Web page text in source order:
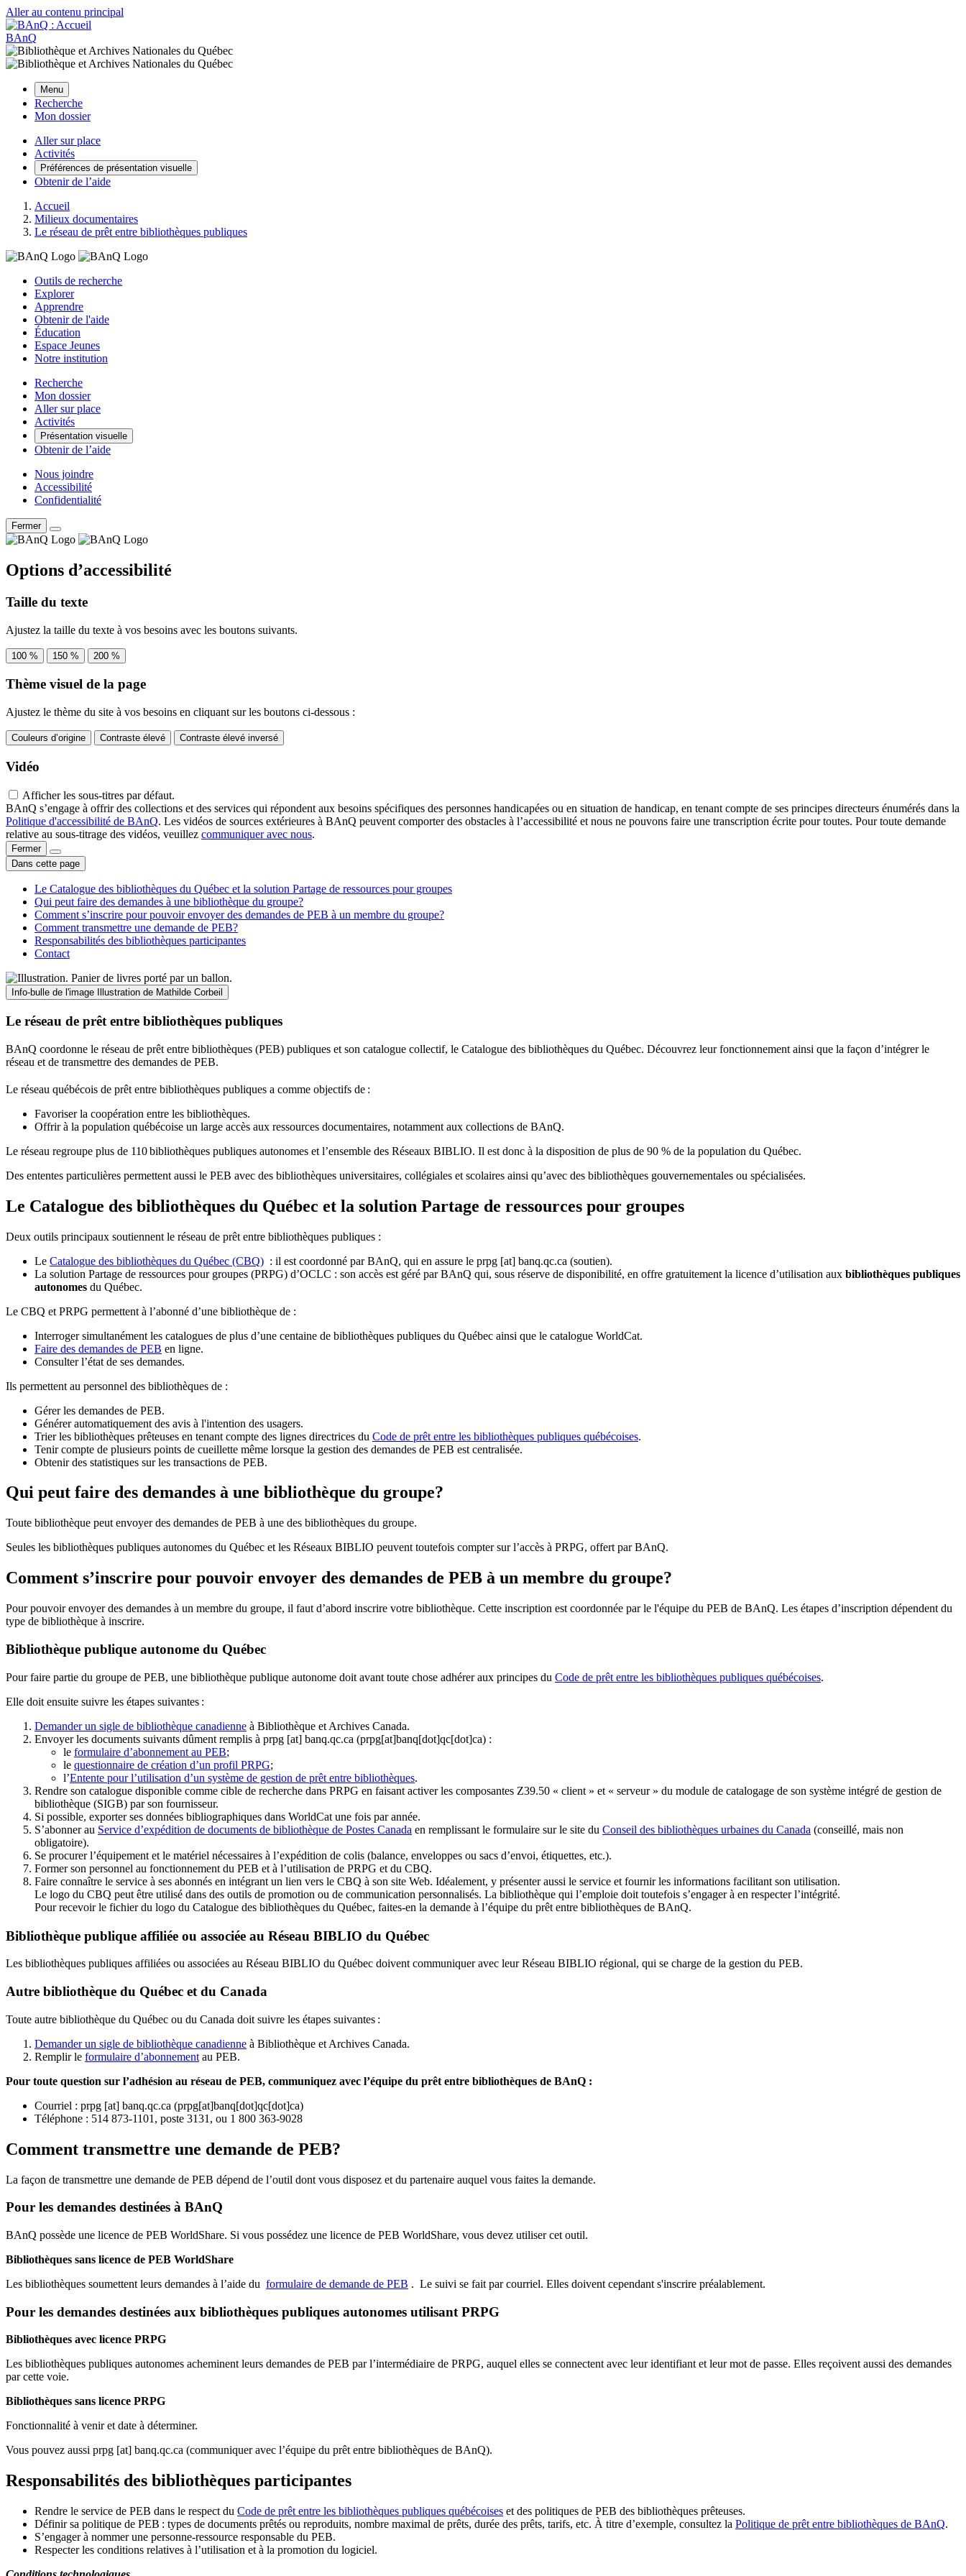
Aller au contenu principal
BAnQ
Menu
Recherche
Mon dossier
Aller sur place
Activités
Préférences de présentation visuelle
Obtenir de l’aide
Accueil
Milieux documentaires
Le réseau de prêt entre bibliothèques publiques
Outils de recherche
Explorer
Apprendre
Obtenir de l'aide
Éducation
Espace Jeunes
Notre institution
Recherche
Mon dossier
Aller sur place
Activités
Présentation visuelle
Obtenir de l’aide
Nous joindre
Accessibilité
Confidentialité
Fermer
Options d’accessibilité
Taille du texte
Ajustez la taille du texte à vos besoins avec les boutons suivants.
100 % 150 % 200 %
Thème visuel de la page
Ajustez le thème du site à vos besoins en cliquant sur les boutons ci-dessous :
Couleurs d’origine Contraste élevé Contraste élevé inversé
Vidéo
Afficher les sous-titres par défaut.
BAnQ s’engage à offrir des collections et des services qui répondent aux besoins spécifiques des personnes handicapées ou en situation de handicap, en tenant compte de ses principes directeurs énumérés dans la
Politique d'accessibilité de BAnQ. Les vidéos de sources extérieures à BAnQ peuvent comporter des obstacles à l’accessibilité et nous ne pouvons faire une transcription écrite pour toutes. Pour toute demande
relative au sous-titrage des vidéos, veuillez communiquer avec nous.
Fermer
Dans cette page
Le Catalogue des bibliothèques du Québec et la solution Partage de ressources pour groupes
Qui peut faire des demandes à une bibliothèque du groupe?
Comment s’inscrire pour pouvoir envoyer des demandes de PEB à un membre du groupe?
Comment transmettre une demande de PEB?
Responsabilités des bibliothèques participantes
Contact
Info-bulle de l'image Illustration de Mathilde Corbeil
Le réseau de prêt entre bibliothèques publiques
BAnQ coordonne le réseau de prêt entre bibliothèques (PEB) publiques et son catalogue collectif, le Catalogue des bibliothèques du Québec. Découvrez leur fonctionnement ainsi que la façon d’intégrer le
réseau et de transmettre des demandes de PEB.
Le réseau québécois de prêt entre bibliothèques publiques a comme objectifs de :
Favoriser la coopération entre les bibliothèques.
Offrir à la population québécoise un large accès aux ressources documentaires, notamment aux collections de BAnQ.
Le réseau regroupe plus de 110bibliothèques publiques autonomes et l’ensemble des Réseaux BIBLIO. Il est donc à la disposition de plus de 90 % de la population du Québec.
Des ententes particulières permettent aussi le PEB avec des bibliothèques universitaires, collégiales et scolaires ainsi qu’avec des bibliothèques gouvernementales ou spécialisées.
Le Catalogue des bibliothèques du Québec et la solution Partage de ressources pour groupes
Deux outils principaux soutiennent le réseau de prêt entre bibliothèques publiques :
Le Catalogue des bibliothèques du Québec (CBQ) : il est coordonné par BAnQ, qui en assure le prpg [at] banq.qc.ca (soutien).
La solution Partage de ressources pour groupes (PRPG) d’OCLC : son accès est géré par BAnQ qui, sous réserve de disponibilité, en offre gratuitement la licence d’utilisation aux bibliothèques publiques
autonomes du Québec.
Le CBQ et PRPG permettent à l’abonné d’une bibliothèque de :
Interroger simultanément les catalogues de plus d’une centaine de bibliothèques publiques du Québec ainsi que le catalogue WorldCat.
Faire des demandes de PEB en ligne.
Consulter l’état de ses demandes.
Ils permettent au personnel des bibliothèques de :
Gérer les demandes de PEB.
Générer automatiquement des avis à l'intention des usagers.
Trier les bibliothèques prêteuses en tenant compte des lignes directrices du Code de prêt entre les bibliothèques publiques québécoises.
Tenir compte de plusieurs points de cueillette même lorsque la gestion des demandes de PEB est centralisée.
Obtenir des statistiques sur les transactions de PEB.
Qui peut faire des demandes à une bibliothèque du groupe?
Toute bibliothèque peut envoyer des demandes de PEB à une des bibliothèques du groupe.
Seules les bibliothèques publiques autonomes du Québec et les Réseaux BIBLIO peuvent toutefois compter sur l’accès à PRPG, offert par BAnQ.
Comment s’inscrire pour pouvoir envoyer des demandes de PEB à un membre du groupe?
Pour pouvoir envoyer des demandes à un membre du groupe, il faut d’abord inscrire votre bibliothèque. Cette inscription est coordonnée par le l'équipe du PEB de BAnQ. Les étapes d’inscription dépendent du
type de bibliothèque à inscrire.
Bibliothèque publique autonome du Québec
Pour faire partie du groupe de PEB, une bibliothèque publique autonome doit avant toute chose adhérer aux principes du Code de prêt entre les bibliothèques publiques québécoises.
Elle doit ensuite suivre les étapes suivantes :
Demander un sigle de bibliothèque canadienne à Bibliothèque et Archives Canada.
Envoyer les documents suivants dûment remplis à prpg [at] banq.qc.ca (prpg[at]banq[dot]qc[dot]ca) :
le formulaire d’abonnement au PEB;
le questionnaire de création d’un profil PRPG;
l’Entente pour l’utilisation d’un système de gestion de prêt entre bibliothèques.
Rendre son catalogue disponible comme cible de recherche dans PRPG en faisant activer les composantes Z39.50 « client » et « serveur » du module de catalogage de son système intégré de gestion de
bibliothèque (SIGB) par son fournisseur.
Si possible, exporter ses données bibliographiques dans WorldCat une fois par année.
S’abonner au Service d’expédition de documents de bibliothèque de Postes Canada en remplissant le formulaire sur le site du Conseil des bibliothèques urbaines du Canada (conseillé, mais non
obligatoire).
Se procurer l’équipement et le matériel nécessaires à l’expédition de colis (balance, enveloppes ou sacs d’envoi, étiquettes, etc.).
Former son personnel au fonctionnement du PEB et à l’utilisation de PRPG et du CBQ.
Faire connaître le service à ses abonnés en intégrant un lien vers le CBQ à son site Web. Idéalement, y présenter aussi le service et fournir les informations facilitant son utilisation.
Le logo du CBQ peut être utilisé dans des outils de promotion ou de communication personnalisés. La bibliothèque qui l’emploie doit toutefois s’engager à en respecter l’intégrité.
Pour recevoir le fichier du logo du Catalogue des bibliothèques du Québec, faites-en la demande à l’équipe du prêt entre bibliothèques de BAnQ.
Bibliothèque publique affiliée ou associée au Réseau BIBLIO du Québec
Les bibliothèques publiques affiliées ou associées au Réseau BIBLIO du Québec doivent communiquer avec leur Réseau BIBLIO régional, qui se charge de la gestion du PEB.
Autre bibliothèque du Québec et du Canada
Toute autre bibliothèque du Québec ou du Canada doit suivre les étapes suivantes :
Demander un sigle de bibliothèque canadienne à Bibliothèque et Archives Canada.
Remplir le formulaire d’abonnement au PEB.
Pour toute question sur l’adhésion au réseau de PEB, communiquez avec l’équipe du prêt entre bibliothèques de BAnQ :
Courriel : prpg [at] banq.qc.ca (prpg[at]banq[dot]qc[dot]ca)
Téléphone : 514 873-1101, poste 3131, ou 1 800 363-9028
Comment transmettre une demande de PEB?
La façon de transmettre une demande de PEB dépend de l’outil dont vous disposez et du partenaire auquel vous faites la demande.
Pour les demandes destinées à BAnQ
BAnQ possède une licence de PEB WorldShare. Si vous possédez une licence de PEB WorldShare, vous devez utiliser cet outil.
Bibliothèques sans licence de PEB WorldShare
Les bibliothèques soumettent leurs demandes à l’aide du formulaire de demande de PEB . Le suivi se fait par courriel. Elles doivent cependant s'inscrire préalablement.
Pour les demandes destinées aux bibliothèques publiques autonomes utilisant PRPG
Bibliothèques avec licence PRPG
Les bibliothèques publiques autonomes acheminent leurs demandes de PEB par l’intermédiaire de PRPG, auquel elles se connectent avec leur identifiant et leur mot de passe. Elles reçoivent aussi des demandes
par cette voie.
Bibliothèques sans licence PRPG
Fonctionnalité à venir et date à déterminer.
Vous pouvez aussi prpg [at] banq.qc.ca (communiquer avec l’équipe du prêt entre bibliothèques de BAnQ).
Responsabilités des bibliothèques participantes
Rendre le service de PEB dans le respect du Code de prêt entre les bibliothèques publiques québécoises et des politiques de PEB des bibliothèques prêteuses.
Définir sa politique de PEB : types de documents prêtés ou reproduits, nombre maximal de prêts, durée des prêts, tarifs, etc. À titre d’exemple, consultez la Politique de prêt entre bibliothèques de BAnQ.
S’engager à nommer une personne-ressource responsable du PEB.
Respecter les conditions relatives à l’utilisation et à la promotion du logiciel.